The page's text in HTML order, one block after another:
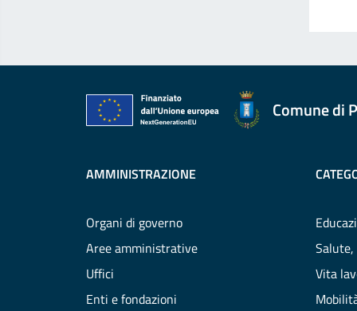
Comune di
AMMINISTRAZIONE
Organi di governo
Aree amministrative
Uffici
Enti e fondazioni
Salute,
Vita